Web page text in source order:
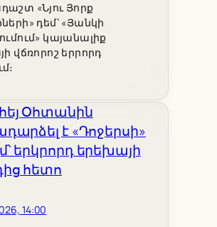
«Նյու Յորք
դեմ՝ «Յանկի
կայանալիք
վճռորոշ երրորդ
14:00